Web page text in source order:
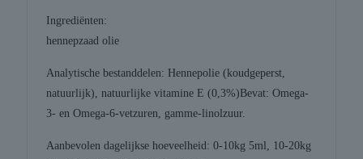
Ingrediënten:
hennepzaad olie
Analytische bestanddelen: Hennepolie (koudgeperst,
natuurlijk), natuurlijke vitamine E (0,3%)Bevat: Omega-
3- en Omega-6-vetzuren, gamme-linolzuur.
Aanbevolen dagelijkse hoeveelheid: 0-10kg 5ml, 10-20kg